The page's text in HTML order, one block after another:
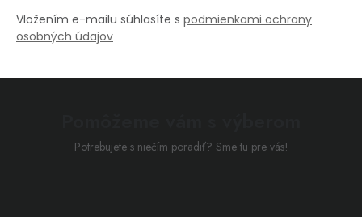
Vložením e-mailu súhlasíte s podmienkami ochrany
osobných údajov
Potrebujete s niečím poradiť? Sme tu pre vás!